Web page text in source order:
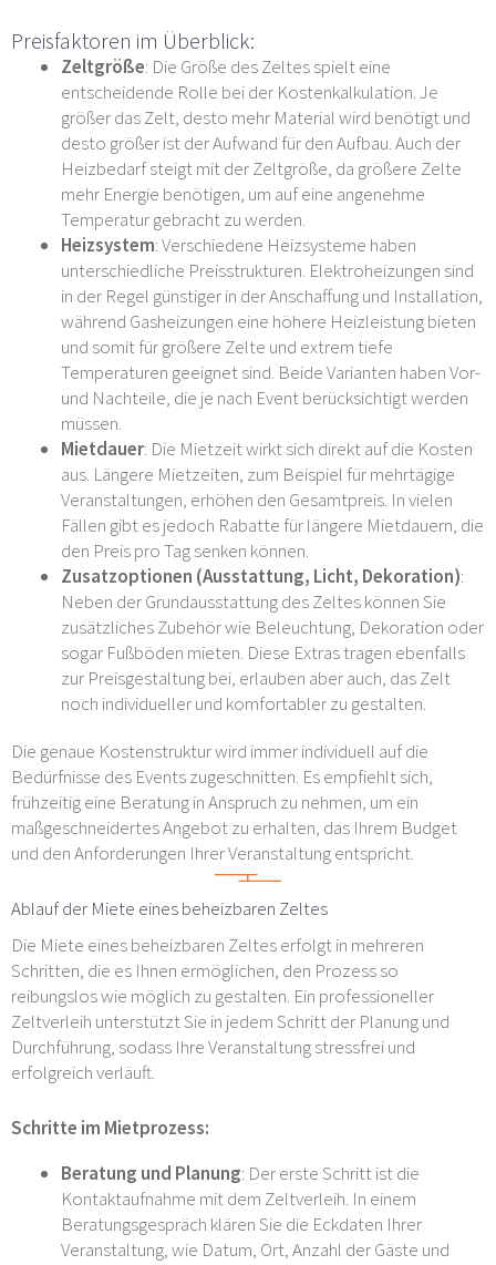
Preisfaktoren im Überblick:
Zeltgröße: Die Größe des Zeltes spielt eine
entscheidende Rolle bei der Kostenkalkulation. Je
größer das Zelt, desto mehr Material wird benötigt und
desto größer ist der Aufwand für den Aufbau. Auch der
Heizbedarf steigt mit der Zeltgröße, da größere Zelte
mehr Energie benötigen, um auf eine angenehme
Temperatur gebracht zu werden.
Heizsystem: Verschiedene Heizsysteme haben
unterschiedliche Preisstrukturen. Elektroheizungen sind
in der Regel günstiger in der Anschaffung und Installation,
während Gasheizungen eine höhere Heizleistung bieten
und somit für größere Zelte und extrem tiefe
Temperaturen geeignet sind. Beide Varianten haben Vor-
und Nachteile, die je nach Event berücksichtigt werden
müssen.
Mietdauer: Die Mietzeit wirkt sich direkt auf die Kosten
aus. Längere Mietzeiten, zum Beispiel für mehrtägige
Veranstaltungen, erhöhen den Gesamtpreis. In vielen
Fällen gibt es jedoch Rabatte für längere Mietdauern, die
den Preis pro Tag senken können.
Zusatzoptionen (Ausstattung, Licht, Dekoration):
Neben der Grundausstattung des Zeltes können Sie
zusätzliches Zubehör wie Beleuchtung, Dekoration oder
sogar Fußböden mieten. Diese Extras tragen ebenfalls
zur Preisgestaltung bei, erlauben aber auch, das Zelt
noch individueller und komfortabler zu gestalten.
Die genaue Kostenstruktur wird immer individuell auf die
Bedürfnisse des Events zugeschnitten. Es empfiehlt sich,
frühzeitig eine Beratung in Anspruch zu nehmen, um ein
maßgeschneidertes Angebot zu erhalten, das Ihrem Budget
und den Anforderungen Ihrer Veranstaltung entspricht.
Ablauf der Miete eines beheizbaren Zeltes
Die Miete eines beheizbaren Zeltes erfolgt in mehreren
Schritten, die es Ihnen ermöglichen, den Prozess so
reibungslos wie möglich zu gestalten. Ein professioneller
Zeltverleih unterstützt Sie in jedem Schritt der Planung und
Durchführung, sodass Ihre Veranstaltung stressfrei und
erfolgreich verläuft.
Schritte im Mietprozess:
Beratung und Planung: Der erste Schritt ist die
Kontaktaufnahme mit dem Zeltverleih. In einem
Beratungsgespräch klären Sie die Eckdaten Ihrer
Veranstaltung, wie Datum, Ort, Anzahl der Gäste und